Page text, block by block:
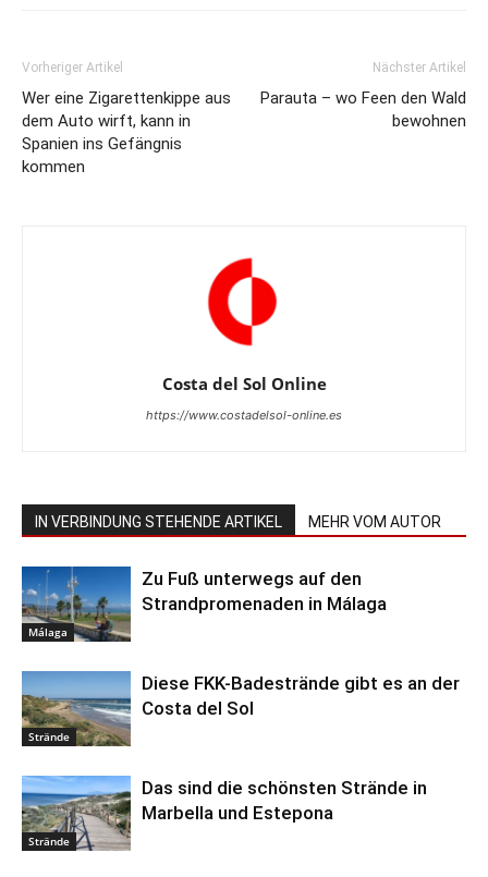
Vorheriger Artikel
Wer eine Zigarettenkippe aus
dem Auto wirft, kann in
Spanien ins Gefängnis
kommen
Nächster Artikel
Parauta – wo Feen den Wald
bewohnen
Costa del Sol Online
https://www.costadelsol-online.es
IN VERBINDUNG STEHENDE ARTIKEL MEHR VOM AUTOR
Málaga
Zu Fuß unterwegs auf den
Strandpromenaden in Málaga
Strände
Diese FKK-Badestrände gibt es an der
Costa del Sol
Strände
Das sind die schönsten Strände in
Marbella und Estepona